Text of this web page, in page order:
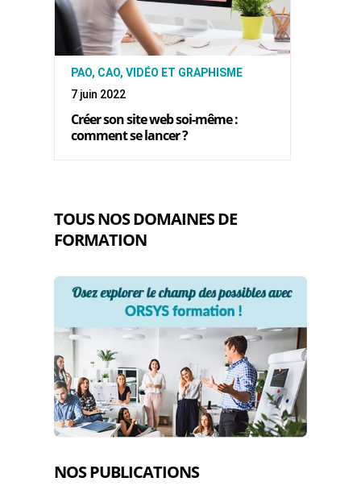
PAO, CAO, VIDÉO ET GRAPHISME
7 juin 2022
Créer son site web soi-même :
comment se lancer ?
TOUS NOS DOMAINES DE
FORMATION
NOS PUBLICATIONS